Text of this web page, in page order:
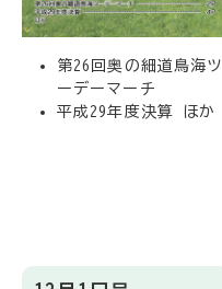
第26回奥の細道鳥海ツ
ーデーマーチ
平成29年度決算 ほか